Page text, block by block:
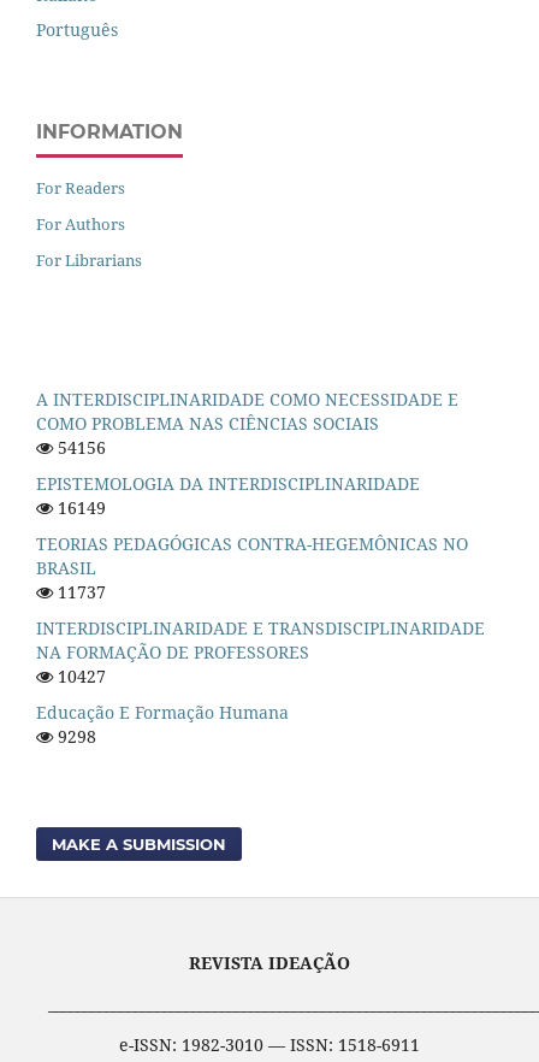
Português
INFORMATION
For Readers
For Authors
For Librarians
A INTERDISCIPLINARIDADE COMO NECESSIDADE E
COMO PROBLEMA NAS CIÊNCIAS SOCIAIS
54156
EPISTEMOLOGIA DA INTERDISCIPLINARIDADE
16149
TEORIAS PEDAGÓGICAS CONTRA-HEGEMÔNICAS NO
BRASIL
11737
INTERDISCIPLINARIDADE E TRANSDISCIPLINARIDADE
NA FORMAÇÃO DE PROFESSORES
10427
Educação E Formação Humana
9298
MAKE A SUBMISSION
REVISTA IDEAÇÃO
e-ISSN: 1982-3010 — ISSN: 1518-6911